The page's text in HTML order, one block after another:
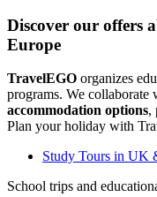
Discover our offers
Europe
TravelEGO organizes
programs. We collaborate
accommodation options,
Plan your holiday with
Study Tours in UK
School trips and